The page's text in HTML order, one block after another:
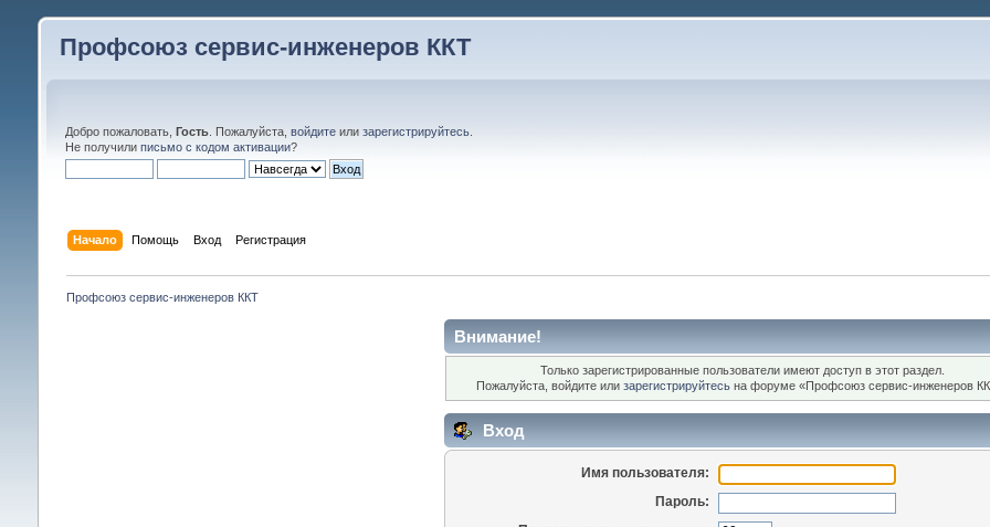
Профсоюз сервис-инженеров ККТ
Добро пожаловать, Гость. Пожалуйста, войдитеили зарегистрируйтесь.
Не получили письмо с кодом активации?
Начало Помощь Вход Регистрация
Профсоюз сервис-инженеров ККТ
Внимание!
Только зарегистрированные пользователи имеют доступ в этот раздел.
Пожалуйста, войдите илизарегистрируйтесь на форуме «Профсоюз сервис-инженеров
Вход
Имя пользователя:
Пароль: